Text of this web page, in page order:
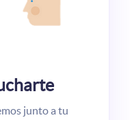
junto a tu